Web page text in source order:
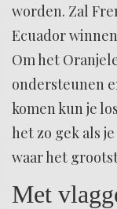
worden. Zal
Ecuador
Om het
ondersteunen
komen kun je
het zo gek als
waar het
Met